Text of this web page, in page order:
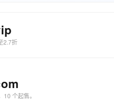
2.7折
个起售。
模型解决方案
分钟在聊天系统中增加一个 AI 助手